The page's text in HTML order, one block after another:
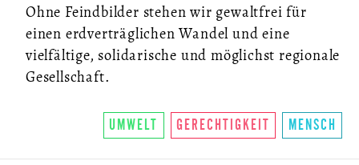
Ohne Feindbilder stehen wir gewaltfrei für
einen erdverträglichen Wandel und eine
vielfältige, solidarische und möglichst regionale
Gesellschaft.
UMWELT GERECHTIGKEIT MENSCH